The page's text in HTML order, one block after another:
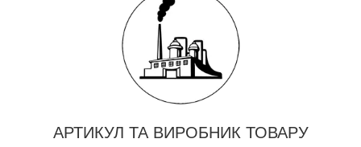
АРТИКУЛ ТА ВИРОБНИК ТОВАРУ